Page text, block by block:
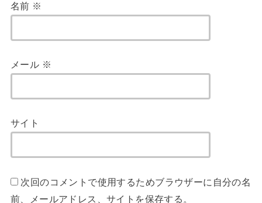
名前 ※
メール ※
サイト
次回のコメントで使用するためブラウザーに自分の名
前、メールアドレス、サイトを保存する。